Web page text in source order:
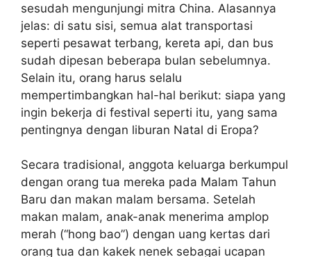
sesudah mengunjungi mitra China. Alasannya
jelas: di satu sisi, semua alat transportasi
seperti pesawat terbang, kereta api, dan bus
sudah dipesan beberapa bulan sebelumnya.
Selain itu, orang harus selalu
mempertimbangkan hal-hal berikut: siapa yang
ingin bekerja di festival seperti itu, yang sama
pentingnya dengan liburan Natal di Eropa?
Secara tradisional, anggota keluarga berkumpul
dengan orang tua mereka pada Malam Tahun
Baru dan makan malam bersama. Setelah
makan malam, anak-anak menerima amplop
merah (“hong bao”) dengan uang kertas dari
orang tua dan kakek nenek sebagai ucapan